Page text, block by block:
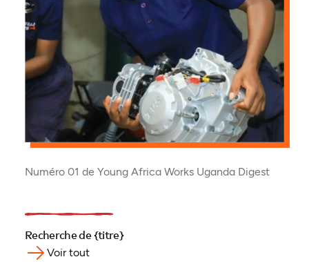
Numéro 01 de Young Africa Works Uganda Digest
Recherche de {titre}
Voir tout